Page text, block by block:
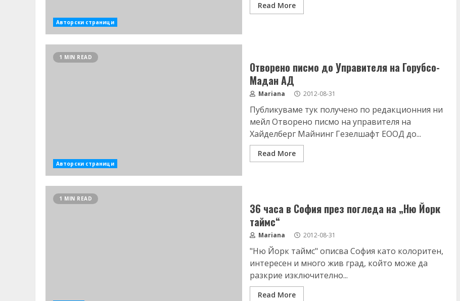
Авторски страници
Read More
1 MIN READ
Авторски страници
Отворено писмо до Управителя на Горубсо-
Мадан АД
Mariana 2012-08-31
Публикуваме тук получено по редакционния ни
мейл Отворено писмо на управителя на
Хайделберг Майнинг Гезелшафт ЕООД до...
Read More
1 MIN READ
36 часа в София през погледа на „Ню Йорк
таймс“
Mariana 2012-08-31
"Ню Йорк таймс" описва София като колоритен,
интересен и много жив град, който може да
разкрие изключително...
Read More